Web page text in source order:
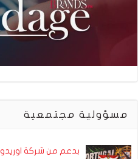
مسؤولية مجتمعية
بدعم من شركة